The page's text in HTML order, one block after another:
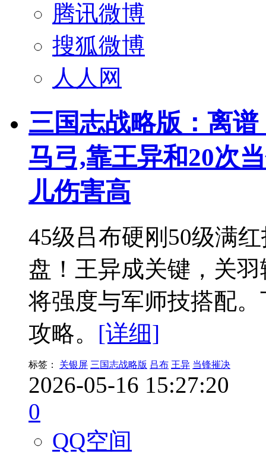
腾讯微博
搜狐微博
人人网
三国志战略版：离
马弓,靠王异和20次
儿伤害高
45级吕布硬刚50级满
盘！王异成关键，关
将强度与军师技搭配
攻略。 [详细]
标签： 关银屏 三国志战略版 吕布 王异 当锋摧决
2026-05-16 15:27:20
0
QQ空间